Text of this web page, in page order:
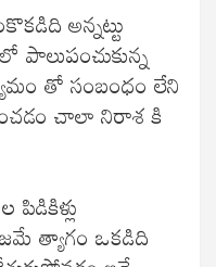
అన్నట్టు
పాలుపంచుకున్న
తో సంబంధం లేని
చాలా నిరాశ కి
త్యాగం ఒకడిది